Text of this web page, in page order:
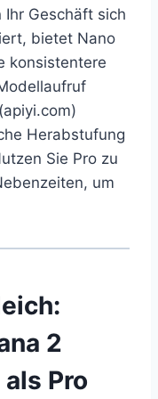
Ihr Geschäft sich
bietet Nano
konsistentere
Herabstufung
Sie Pro zu
um
2
Pro